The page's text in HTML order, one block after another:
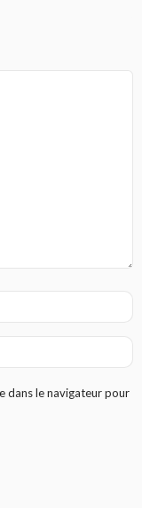
dans le navigateur pour